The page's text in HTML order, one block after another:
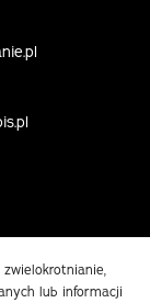
lub informacji